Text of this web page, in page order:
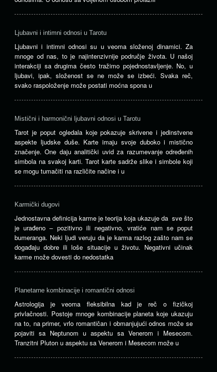
Ljubavni i intimni odnosi u Tarotu
Ljubavni i intimni odnosi su u veoma složenoj dinamici. Za
mnoge od nas, to je najintenzivnije područje života. U našoj
interakciji sa drugima često tražimo pojednostavljenje. No, u
ljubavi, ipak, složenost se ne može se izbeći. Svaka reč,
svako raspoloženje može postati moćna spona u
Mistični i harmonični ljubavni odnosi u Tarotu
Tarot je poput ogledala koje pokazuje skrivene i jedinstvene
aspekte ljudske duše. Karte imaju svoje duboko i mistično
značenje. One daju analitički uvid za razumevanje određenih
simbola na svakoj karti. Tarot karte sadrže slike i simbole koji
se mogu tumačiti na različite načine i u
Karmički dugovi
Jednostavna definicija karme je teorija koja ukazuje da sve što
je urađeno – pozitivno ili negativno, vratiće nam se poput
bumeranga. Neki ljudi veruju da je karma razlog zašto nam se
događaju dobre ili loše situacije u životu. Negativni učinak
karme može dovesti do nedostatka
Planetarne kombinacije i romantični odnosi
Astrologija je veoma fleksibilna kad je reč o fizičkoj
privlačnosti. Postoje mnoge kombinacije planeta koje ukazuju
na to, na primer, vrlo romantičan i obmanjujući odnos može se
pojaviti sa Neptunom u aspektu sa Venerom i Mesecom.
Tranzitni Pluton u aspektu sa Venerom i Mesecom može u